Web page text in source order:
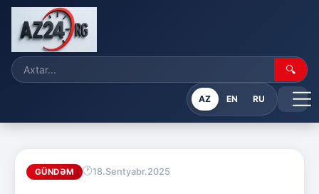
🔍
AZ EN RU
GÜNDƏM 18.Sentyabr.2025